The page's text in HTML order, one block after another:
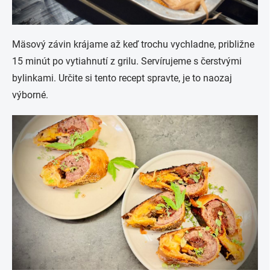
Mäsový závin krájame až keď trochu vychladne, približne
15 minút po vytiahnutí z grilu. Servírujeme s čerstvými
bylinkami. Určite si tento recept spravte, je to naozaj
výborné.